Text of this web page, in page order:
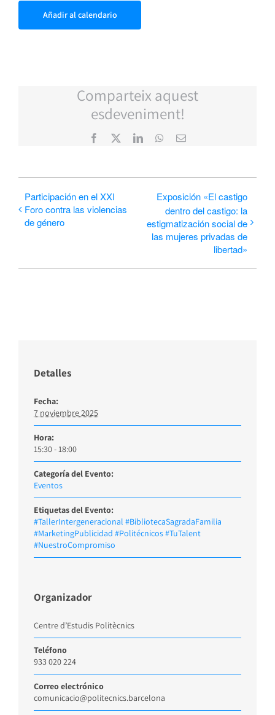
Añadir al calendario
Comparteix aquest
esdeveniment!
Facebook LinkedInWhatsApp
Correo
Participación en el XXI
Foro contra las violencias
de género
Exposición «El castigo
dentro del castigo: la
estigmatización social de
las mujeres privadas de
libertad»
Detalles
Fecha:
7 noviembre 2025
Hora:
15:30 - 18:00
Categoría del Evento:
Eventos
Etiquetas del Evento:
#TallerIntergeneracional #BibliotecaSagradaFamilia
#MarketingPublicidad #Politécnicos #TuTalent
#NuestroCompromiso
Organizador
Centre d’Estudis Politècnics
Teléfono
933 020 224
Correo electrónico
comunicacio@politecnics.barcelona